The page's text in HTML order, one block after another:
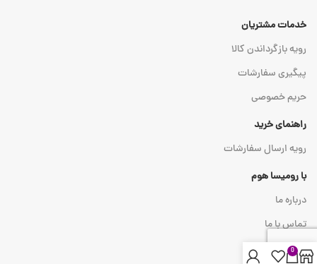
خدمات مشتریان
رویه بازگرداندن کالا
پیگیری سفارشات
حریم خصوصی
راهنمای خرید
رویه ارسال سفارشات
با رومیسا هوم
درباره ما
تماس با ما
0